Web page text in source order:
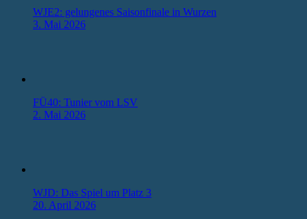
WJE2: gelungenes Saisonfinale in Wurzen
3. Mai 2026
FÜ40: Tunier vom LSV
2. Mai 2026
WJD: Das Spiel um Platz 3
20. April 2026